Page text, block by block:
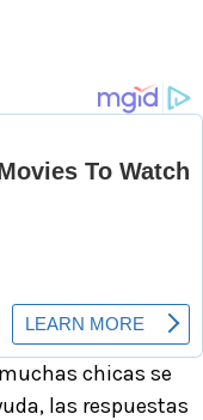
chicas se
las respuestas